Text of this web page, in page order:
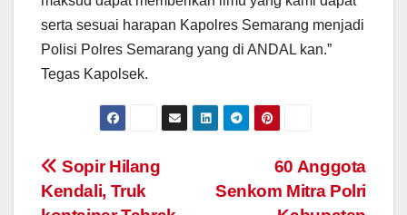
serta sesuai harapan Kapolres Semarang menjadi
Polisi Polres Semarang yang di ANDAL kan.”
Tegas Kapolsek.
Post
60 Anggota
Senkom Mitra Polri
Sopir Hilang
Kendali, Truk